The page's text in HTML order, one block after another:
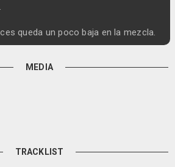
queda un poco baja en la mezcla.
MEDIA
TRACKLIST